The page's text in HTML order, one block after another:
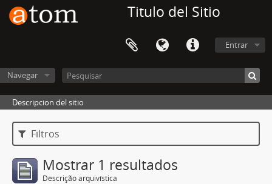
Titulo del Sitio
Entrar
Navegar
Descripcion del sitio
Filtros
Mostrar 1 resultados
Descrição arquivística